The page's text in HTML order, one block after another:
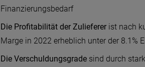
Finanzierungsbedarf
Die Profitabilität der Zuliefererist nach
Marge in 2022 erheblich unter der 8.1%
Die Verschuldungsgradesind durch